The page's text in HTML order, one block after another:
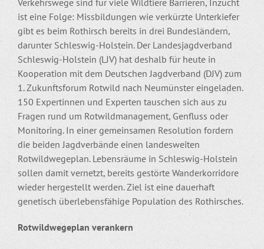
Verkehrswege sind für viele Wildtiere Barrieren, Inzucht
ist eine Folge: Missbildungen wie verkürzte Unterkiefer
gibt es beim Rothirsch bereits in drei Bundesländern,
darunter Schleswig-Holstein. Der Landesjagdverband
Schleswig-Holstein (LJV) hat deshalb für heute in
Kooperation mit dem Deutschen Jagdverband (DJV) zum
1. Zukunftsforum Rotwild nach Neumünster eingeladen.
150 Expertinnen und Experten tauschen sich aus zu
Fragen rund um Rotwildmanagement, Genfluss oder
Monitoring. In einer gemeinsamen Resolution fordern
die beiden Jagdverbände einen landesweiten
Rotwildwegeplan. Lebensräume in Schleswig-Holstein
sollen damit vernetzt, bereits gestörte Wanderkorridore
wieder hergestellt werden. Ziel ist eine dauerhaft
genetisch überlebensfähige Population des Rothirsches.
Rotwildwegeplan verankern